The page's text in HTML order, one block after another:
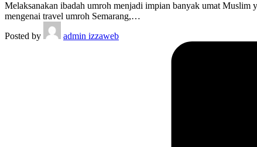
Melaksanakan ibadah umroh menjadi impian banyak umat
mengenai travel umroh Semarang,…
Posted by
admin izzaweb